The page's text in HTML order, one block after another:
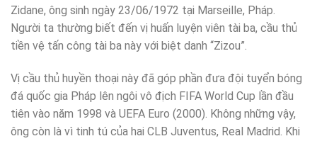
Zidane, ông sinh ngày 23/06/1972 tại Marseille, Pháp.
Người ta thường biết đến vị huấn luyện viên tài ba, cầu thủ
tiền vệ tấn công tài ba này với biệt danh “Zizou”.
Vị cầu thủ huyền thoại này đã góp phần đưa đội tuyển bóng
đá quốc gia Pháp lên ngôi vô địch FIFA World Cup lần đầu
tiên vào năm 1998 và UEFA Euro (2000). Không những vậy,
ông còn là vì tinh tú của hai CLB Juventus, Real Madrid. Khi